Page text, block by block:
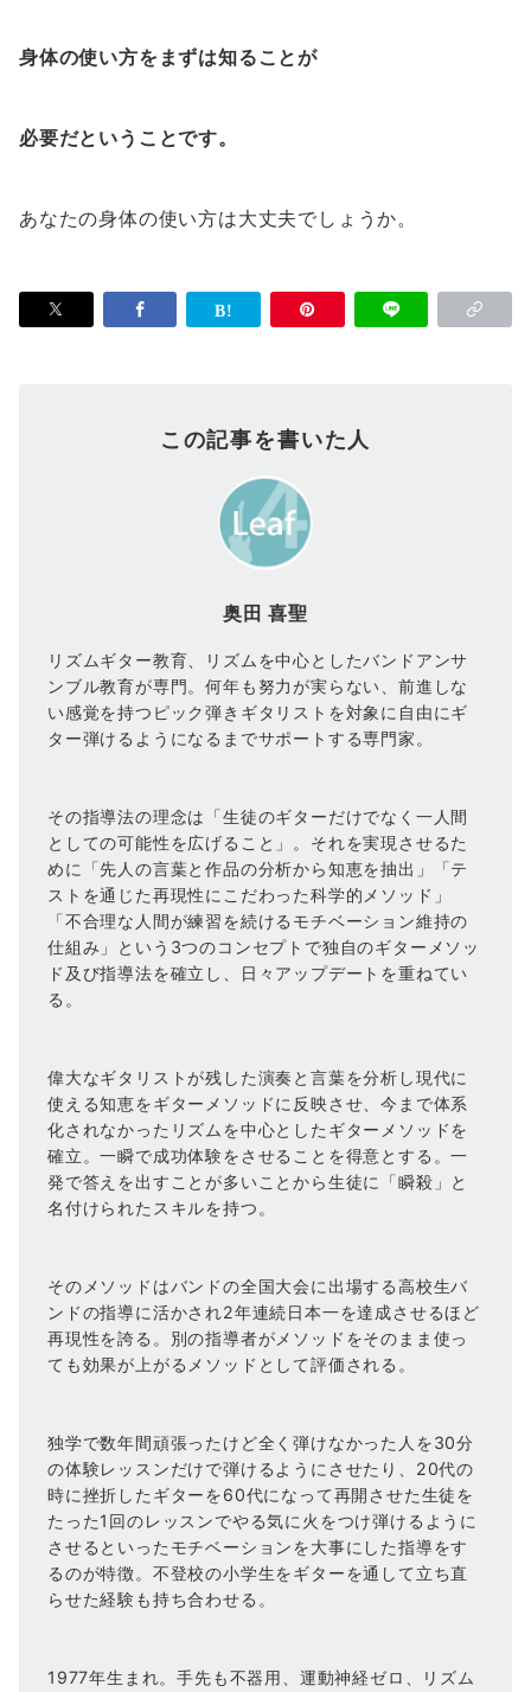
身体の使い方をまずは知ることが
必要だということです。
あなたの身体の使い方は大丈夫でしょうか。
この記事を書いた人
奥田 喜聖
リズムギター教育、リズムを中心としたバンドアンサ
ンブル教育が専門。何年も努力が実らない、前進しな
い感覚を持つピック弾きギタリストを対象に自由にギ
ター弾けるようになるまでサポートする専門家。
その指導法の理念は「生徒のギターだけでなく一人間
としての可能性を広げること」。それを実現させるた
めに「先人の言葉と作品の分析から知恵を抽出」「テ
ストを通じた再現性にこだわった科学的メソッド」
「不合理な人間が練習を続けるモチベーション維持の
仕組み」という3つのコンセプトで独自のギターメソッ
ド及び指導法を確立し、日々アップデートを重ねてい
る。
偉大なギタリストが残した演奏と言葉を分析し現代に
使える知恵をギターメソッドに反映させ、今まで体系
化されなかったリズムを中心としたギターメソッドを
確立。一瞬で成功体験をさせることを得意とする。一
発で答えを出すことが多いことから生徒に「瞬殺」と
名付けられたスキルを持つ。
そのメソッドはバンドの全国大会に出場する高校生バ
ンドの指導に活かされ2年連続日本一を達成させるほど
再現性を誇る。別の指導者がメソッドをそのまま使っ
ても効果が上がるメソッドとして評価される。
独学で数年間頑張ったけど全く弾けなかった人を30分
の体験レッスンだけで弾けるようにさせたり、20代の
時に挫折したギターを60代になって再開させた生徒を
たった1回のレッスンでやる気に火をつけ弾けるように
させるといったモチベーションを大事にした指導をす
るのが特徴。不登校の小学生をギターを通して立ち直
らせた経験も持ち合わせる。
1977年生まれ。手先も不器用、運動神経ゼロ、リズム